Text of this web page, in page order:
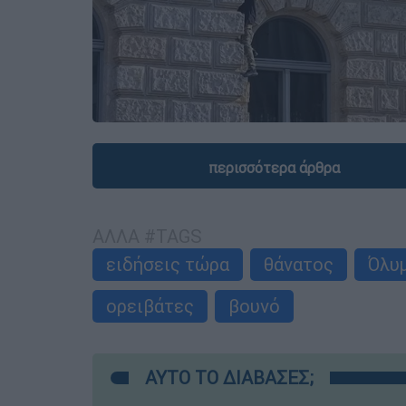
περισσότερα άρθρα
ειδήσεις τώρα
θάνατος
ορειβάτες
βουνό
ΑΥΤΟ ΤΟ ΔΙΑΒΑΣΕΣ;